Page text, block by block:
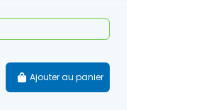
Ajouter au panier